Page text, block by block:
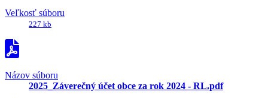
Veľkosť súboru
227 kb
Názov súboru
2025_Záverečný účet obce za rok 2024 - RL.pdf